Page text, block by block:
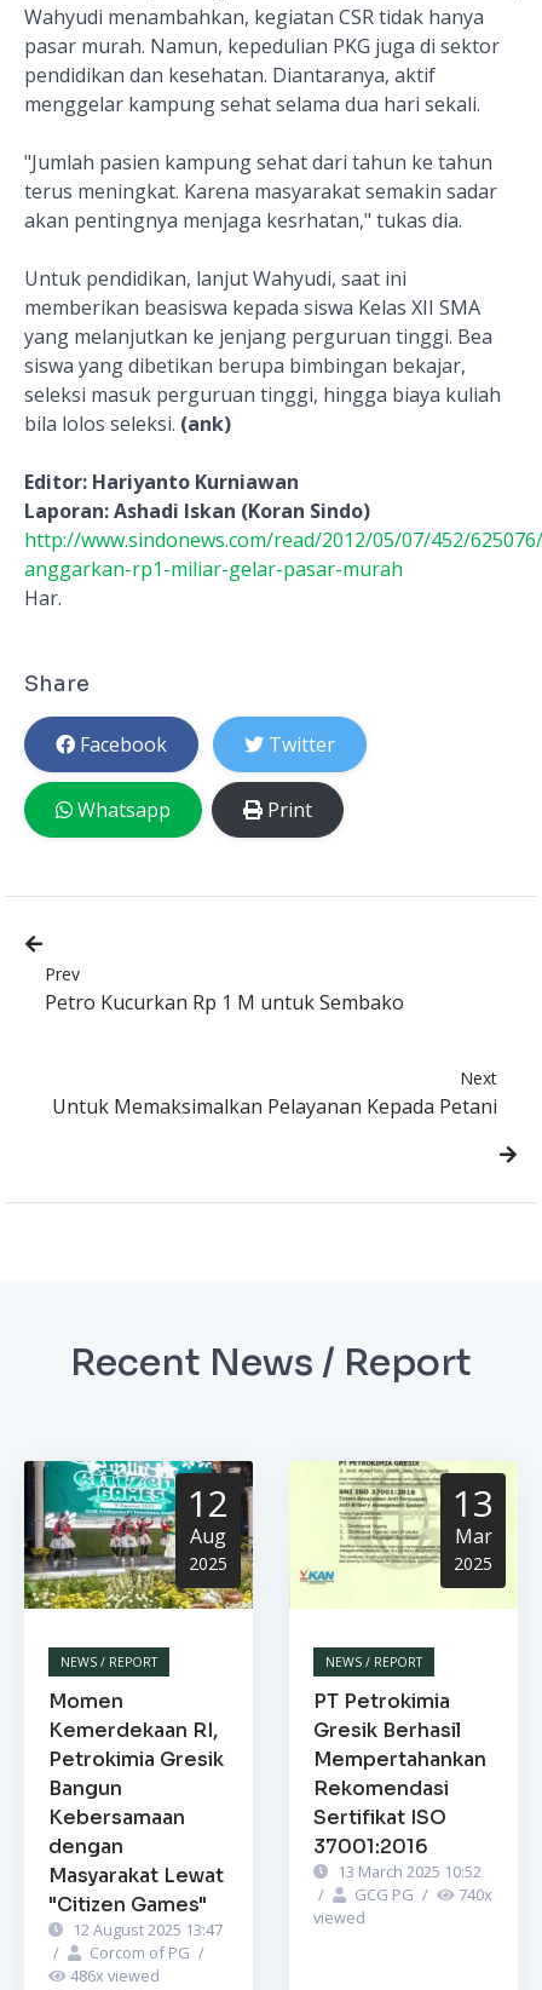
Wahyudi menambahkan, kegiatan CSR tidak hanya
pasar murah. Namun, kepedulian PKG juga di sektor
pendidikan dan kesehatan. Diantaranya, aktif
menggelar kampung sehat selama dua hari sekali.
"Jumlah pasien kampung sehat dari tahun ke tahun
terus meningkat. Karena masyarakat semakin sadar
akan pentingnya menjaga kesrhatan," tukas dia.
Untuk pendidikan, lanjut Wahyudi, saat ini
memberikan beasiswa kepada siswa Kelas XII SMA
yang melanjutkan ke jenjang perguruan tinggi. Bea
siswa yang dibetikan berupa bimbingan bekajar,
seleksi masuk perguruan tinggi, hingga biaya kuliah
bila lolos seleksi. (ank)
Editor: Hariyanto Kurniawan
Laporan: Ashadi Iskan (Koran Sindo)
http://www.sindonews.com/read/2012/05/07/452/
anggarkan-rp1-miliar-gelar-pasar-murah
Har.
Share
Facebook Twitter
Whatsapp Print
Prev
Petro Kucurkan Rp 1 M untuk Sembako
Next
Untuk Memaksimalkan Pelayanan Kepada Petani
Recent News / Report
12
Aug
2025
NEWS / REPORT
Momen
Kemerdekaan RI,
Petrokimia Gresik
Bangun
Kebersamaan
dengan
Masyarakat Lewat
"Citizen Games"
12 August 2025 13:47
/
Corcom of PG /
486x viewed
13
Mar
2025
NEWS / REPORT
PT Petrokimia
Gresik Berhasil
Mempertahankan
Rekomendasi
Sertifikat ISO
37001:2016
13 March 2025 10:52
/
GCG PG / 740x
viewed